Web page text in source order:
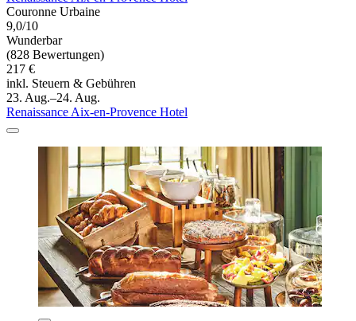
Couronne Urbaine
9,0/10
Wunderbar
(828 Bewertungen)
217 €
inkl. Steuern & Gebühren
23. Aug.–24. Aug.
Renaissance Aix-en-Provence Hotel